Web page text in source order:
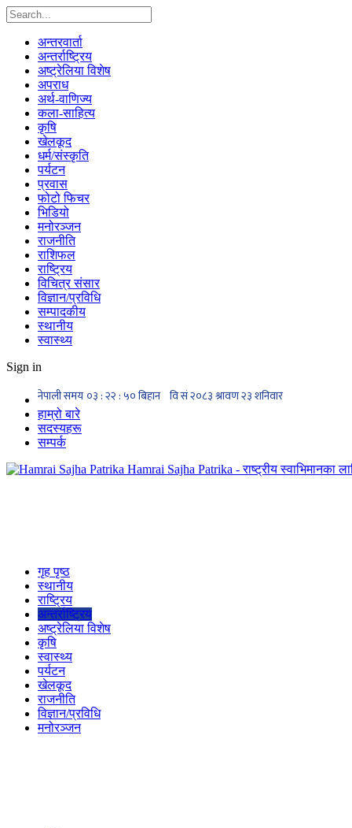
अन्तरवार्ता
अन्तर्राष्ट्रिय
अष्ट्रेलिया विशेष
अपराध
अर्थ-वाणिज्य
कला-साहित्य
कृषि
खेलकूद
धर्म/संस्कृति
पर्यटन
प्रवास
फोटो फिचर
भिडियो
मनोरञ्जन
राजनीति
राशिफल
राष्ट्रिय
विचित्र संसार
विज्ञान/प्रविधि
सम्पादकीय
स्थानीय
स्वास्थ्य
Sign in
हाम्रो बारे
सदस्यहरू
सम्पर्क
Hamrai Sajha Patrika - राष्ट्रीय स्वाभिमानका
गृह पृष्ठ
स्थानीय
राष्ट्रिय
अन्तर्राष्ट्रिय
अष्ट्रेलिया विशेष
कृषि
स्वास्थ्य
पर्यटन
खेलकूद
राजनीति
विज्ञान/प्रविधि
मनोरञ्जन